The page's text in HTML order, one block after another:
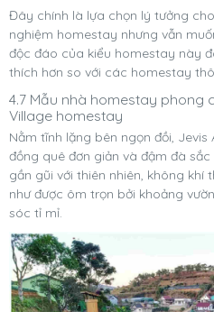
Đây chính là lựa chọn lý tưởng
nghiệm homestay nhưng vẫn
độc đáo của kiểu homestay này
thích hơn so với các homestay
4.7 Mẫu nhà homestay phong
Village homestay
Nằm tĩnh lặng bên ngọn đồi,
đồng quê đơn giản và đậm đà
gần gũi với thiên nhiên, không
như được ôm trọn bởi khoảng
sóc tỉ mỉ.